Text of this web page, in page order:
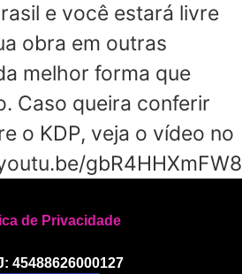
e você estará livre
obra em outras
melhor forma que
Caso queira conferir
o KDP, veja o vídeo no
gbR4HHXmFW8
de Privacidade
45488626000127